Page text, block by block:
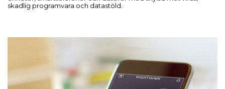
skadlig programvara och datastöld.